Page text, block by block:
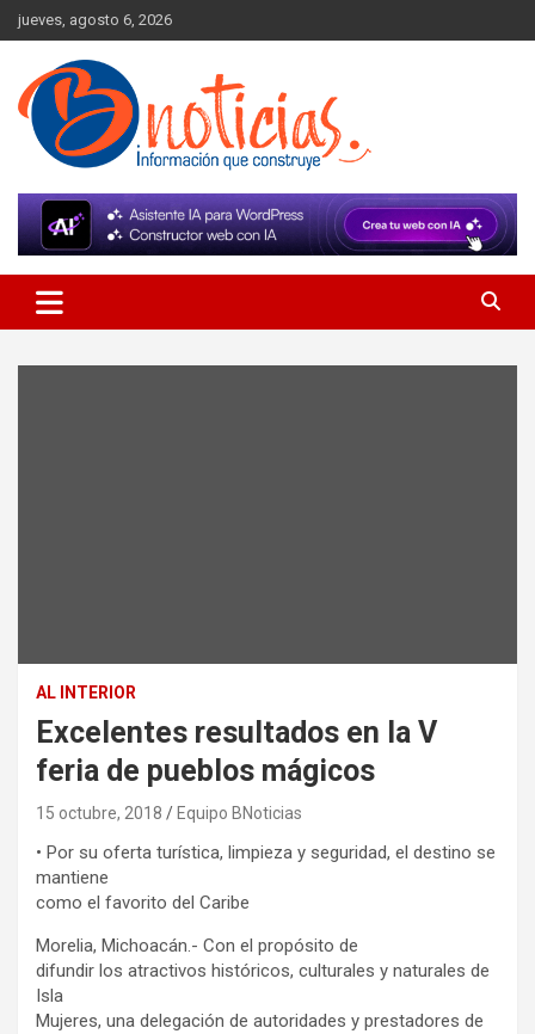
Skip
to
content
jueves, agosto 6, 2026
BNoticias
AL INTERIOR
Excelentes resultados en la V
feria de pueblos mágicos
15 octubre, 2018 Equipo BNoticias
• Por su oferta turística, limpieza y seguridad, el destino se
mantiene
como el favorito del Caribe
Morelia, Michoacán.- Con el propósito de
difundir los atractivos históricos, culturales y naturales de
Isla
Mujeres, una delegación de autoridades y prestadores de